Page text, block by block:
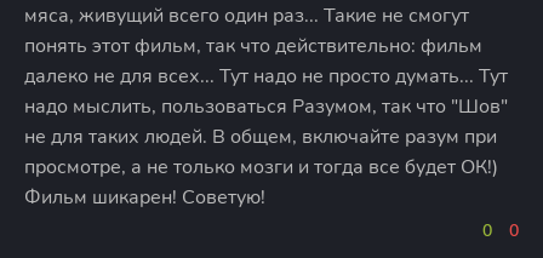
мяса, живущий всего один раз... Такие не смогут
понять этот фильм, так что действительно: фильм
далеко не для всех... Тут надо не просто думать... Тут
надо мыслить, пользоваться Разумом, так что "Шов"
не для таких людей. В общем, включайте разум при
просмотре, а не только мозги и тогда все будет ОК!)
Фильм шикарен! Советую!
0 0